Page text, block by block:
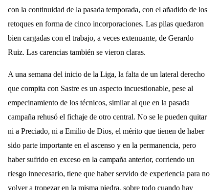
con la continuidad de la pasada temporada, con el añadido de los
retoques en forma de cinco incorporaciones. Las pilas quedaron
bien cargadas con el trabajo, a veces extenuante, de Gerardo
Ruiz. Las carencias también se vieron claras.
A una semana del inicio de la Liga, la falta de un lateral derecho
que compita con Sastre es un aspecto incuestionable, pese al
empecinamiento de los técnicos, similar al que en la pasada
campaña rehusó el fichaje de otro central. No se le pueden quitar
ni a Preciado, ni a Emilio de Dios, el mérito que tienen de haber
sido parte importante en el ascenso y en la permanencia, pero
haber sufrido en exceso en la campaña anterior, corriendo un
riesgo innecesario, tiene que haber servido de experiencia para no
volver a tropezar en la misma piedra, sobre todo cuando hay